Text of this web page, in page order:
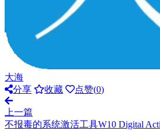
大海
分享
收藏 点赞(0)
上一篇
不报毒的系统激活工具W10 Digital